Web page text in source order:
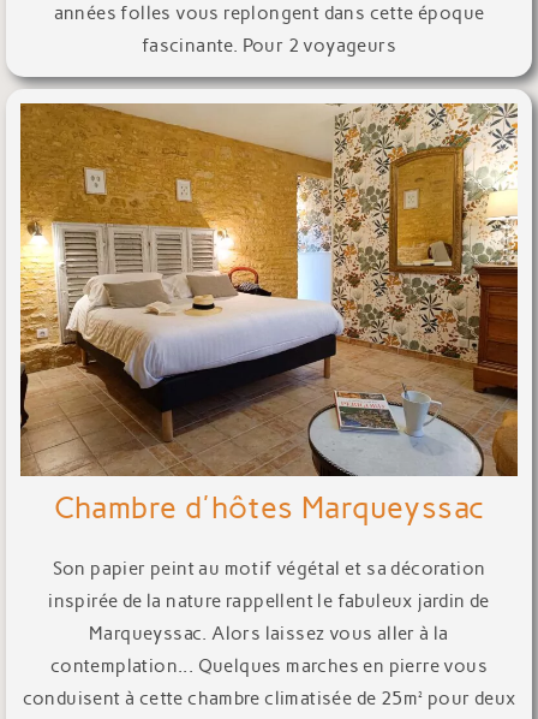
années folles vous replongent dans cette époque
fascinante. Pour 2 voyageurs
Chambre d'hôtes Marqueyssac
Son papier peint au motif végétal et sa décoration
inspirée de la nature rappellent le fabuleux jardin de
Marqueyssac. Alors laissez vous aller à la
contemplation... Quelques marches en pierre vous
conduisent à cette chambre climatisée de 25m² pour deux